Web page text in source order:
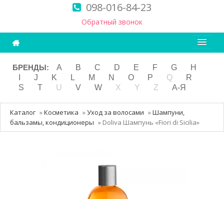
098-016-84-23
Обратный звонок
Ароматерапия
Витамины
Детям и мамам
Косметика
БРЕНДЫ: A B C D E F G
H
J K L M N O P Q
R
S
T U V W X Y Z А-Я
Каталог »Косметика »Уход за волосами »Шампуни,
бальзамы, кондиционеры » Doliva Шампунь «Fiori di Sicilia»